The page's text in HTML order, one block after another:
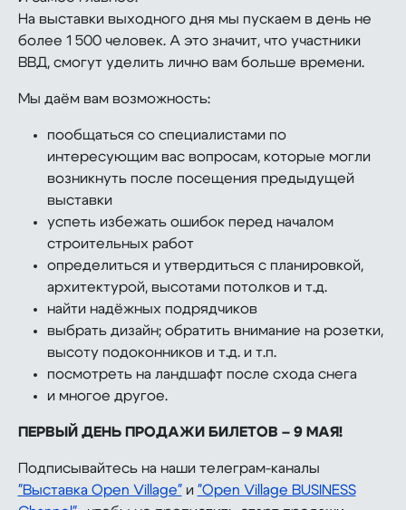
На выставки выходного дня мы пускаем в день не
более 1 500 человек. А это значит, что участники
ВВД, смогут уделить лично вам больше времени.
Мы даём вам возможность:
пообщаться со специалистами по
интересующим вас вопросам, которые могли
возникнуть после посещения предыдущей
выставки
успеть избежать ошибок перед началом
строительных работ
определиться и утвердиться с планировкой,
архитектурой, высотами потолков и т.д.
найти надёжных подрядчиков
выбрать дизайн; обратить внимание на розетки,
высоту подоконников и т.д. и т.п.
посмотреть на ландшафт после схода снега
и многое другое.
ПЕРВЫЙ ДЕНЬ ПРОДАЖИ БИЛЕТОВ – 9 МАЯ!
Подписывайтесь на наши телеграм-каналы
"Выставка Open Village"и "Open Village BUSINESS